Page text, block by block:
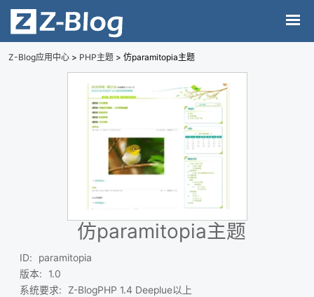
Z-Blog应用中心 > PHP主题 > 仿paramitopia主题
仿paramitopia主题
ID:
paramitopia
版本:
1.0
系统要求:
Z-BlogPHP 1.4 Deeplue以上